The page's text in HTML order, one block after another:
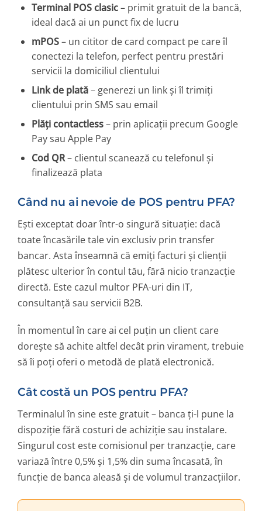
Terminal POS clasic– primit gratuit de la bancă,
ideal dacă ai un punct fix de lucru
mPOS– un cititor de card compact pe care îl
conectezi la telefon, perfect pentru prestări
servicii la domiciliul clientului
Link de plată– generezi un link și îl trimiți
clientului prin SMS sau email
Plăți contactless– prin aplicații precum Google
Pay sau Apple Pay
Cod QR– clientul scanează cu telefonul și
finalizează plata
Când nu ai nevoie de POS pentru PFA?
Ești exceptat doar într-o singură situație: dacă
toate încasările tale vin exclusiv prin transfer
bancar. Asta înseamnă că emiți facturi și clienții
plătesc ulterior în contul tău, fără nicio tranzacție
directă. Este cazul multor PFA-uri din IT,
consultanță sau servicii B2B.
În momentul în care ai cel puțin un client care
dorește să achite altfel decât prin virament, trebuie
să îi poți oferi o metodă de plată electronică.
Cât costă un POS pentru PFA?
Terminalul în sine este gratuit – banca ți-l pune la
dispoziție fără costuri de achiziție sau instalare.
Singurul cost este comisionul per tranzacție, care
variază între 0,5% și 1,5% din suma încasată, în
funcție de banca aleasă și de volumul tranzacțiilor.